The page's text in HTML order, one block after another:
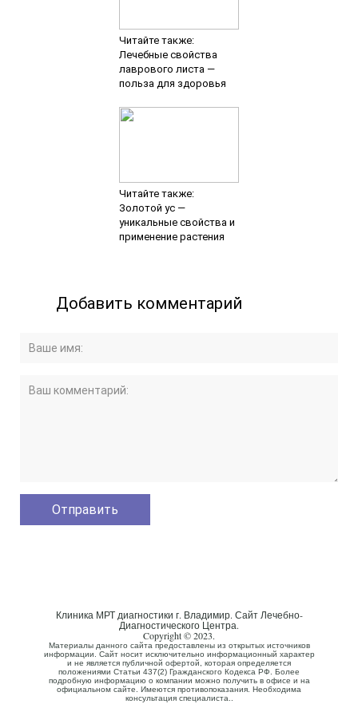
Читайте также:
Лечебные свойства
лаврового листа —
польза для здоровья
Читайте также:
Золотой ус —
уникальные свойства и
применение растения
Добавить комментарий
Клиника МРТ диагностики г. Владимир. Сайт Лечебно-
Диагностического Центра.
Copyright © 2023.
Материалы данного сайта предоставлены из открытых источников
информации. Сайт носит исключительно информационный характер
и не является публичной офертой, которая определяется
положениями Статьи 437(2) Гражданского Кодекса РФ. Более
подробную информацию о компании можно получить в офисе и на
официальном сайте. Имеются противопоказания. Необходима
консультация специалиста..